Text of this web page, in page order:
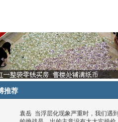
推荐
袁岳 当浮层化现象严重时，我们遇到